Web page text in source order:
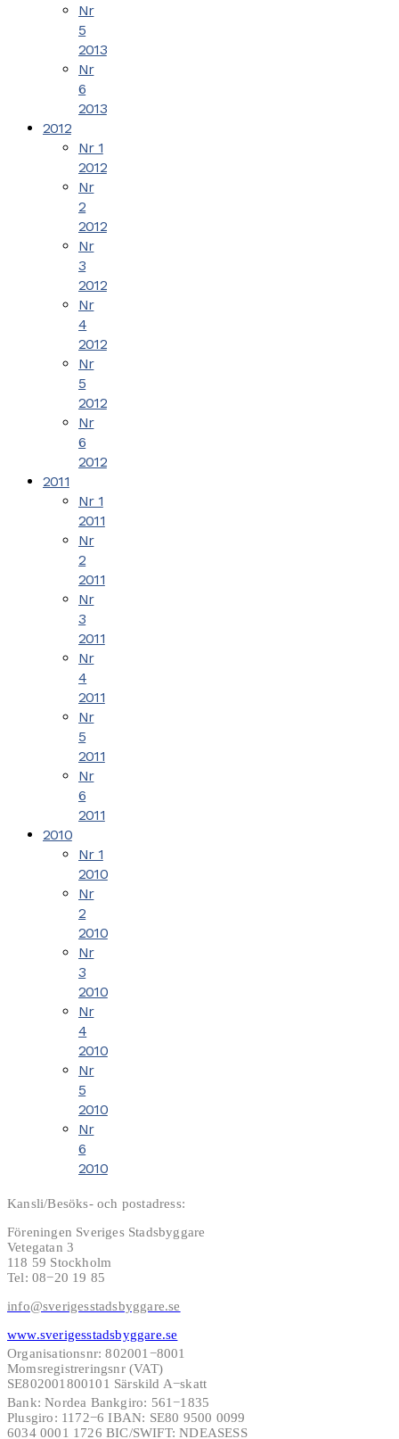
Nr
5
2013
Nr
6
2013
2012
Nr 1
2012
Nr
2
2012
Nr
3
2012
Nr
4
2012
Nr
5
2012
Nr
6
2012
2011
Nr 1
2011
Nr
2
2011
Nr
3
2011
Nr
4
2011
Nr
5
2011
Nr
6
2011
2010
Nr 1
2010
Nr
2
2010
Nr
3
2010
Nr
4
2010
Nr
5
2010
Nr
6
2010
Kansli/Besöks- och postadress:
Föreningen Sveriges Stadsbyggare
Vetegatan 3
118 59 Stockholm
Tel: 08−20 19 85
info@sverigesstadsbyggare.se
www.sverigesstadsbyggare.se
Organisationsnr: 802001−8001
Momsregistreringsnr (VAT)
SE802001800101 Särskild A−skatt
Bank: Nordea Bankgiro: 561−1835
Plusgiro: 1172−6 IBAN: SE80 9500 0099
6034 0001 1726 BIC/SWIFT: NDEASESS